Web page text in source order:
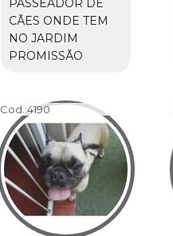
CÃES ONDE TEM
NO JARDIM
PROMISSÃO
Cod.:4190